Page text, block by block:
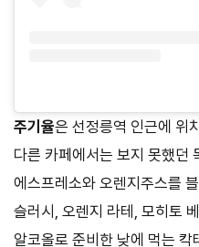
주기율은 선정릉역 인근에 위
다른 카페에서는 보지 못했던
에스프레소와 오렌지주스를
슬러시, 오렌지 라테, 모히토
알코올로 준비한 낮에 먹는 칵